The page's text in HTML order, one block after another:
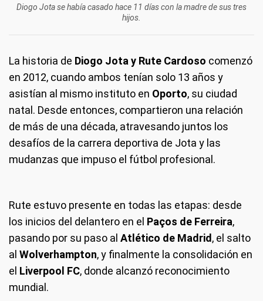
Diogo Jota se había casado hace 11 días con la madre de sus tres
hijos.
La historia de Diogo Jota y Rute Cardoso comenzó
en 2012, cuando ambos tenían solo 13 años y
asistían al mismo instituto en Oporto, su ciudad
natal. Desde entonces, compartieron una relación
de más de una década, atravesando juntos los
desafíos de la carrera deportiva de Jota y las
mudanzas que impuso el fútbol profesional.
Rute estuvo presente en todas las etapas: desde
los inicios del delantero en el Paços de Ferreira,
pasando por su paso al Atlético de Madrid , el salto
al Wolverhampton, y finalmente la consolidación en
el Liverpool FC, donde alcanzó reconocimiento
mundial.